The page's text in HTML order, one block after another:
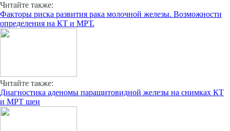
Читайте также:
Факторы риска развития рака молочной железы. Возможности
определения на КТ и МРТ.
Читайте также:
Диагностика аденомы паращитовидной железы на снимках КТ
и МРТ шеи